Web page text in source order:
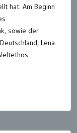
hat. Am Beginn
sowie der
Lena